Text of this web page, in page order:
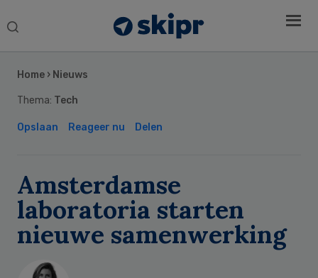
Search
Home › Nieuws
Thema: Tech
Opslaan Reageer nu Delen
Amsterdamse
laboratoria starten
nieuwe samenwerking
Sidebar